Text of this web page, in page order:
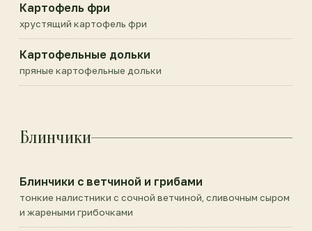
Картофель фри
хрустящий картофель фри
Картофельные дольки
пряные картофельные дольки
Блинчики
Блинчики с ветчиной и грибами
тонкие налистники с сочной ветчиной, сливочным сыром
и жареными грибочками